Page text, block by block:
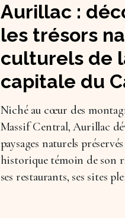
Aurillac :
les trésors
culturels de
capitale du
Niché au cœur des
Massif Central, Aurillac
paysages naturels
historique témoin de son
ses restaurants, ses sites